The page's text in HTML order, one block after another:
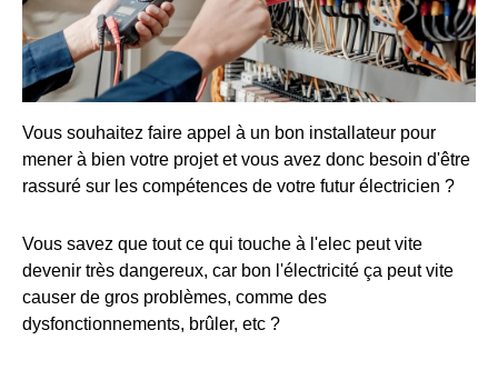
Vous souhaitez faire appel à un bon installateur pour
mener à bien votre projet et vous avez donc besoin d'être
rassuré sur les compétences de votre futur électricien ?
Vous savez que tout ce qui touche à l'elec peut vite
devenir très dangereux, car bon l'électricité ça peut vite
causer de gros problèmes, comme des
dysfonctionnements, brûler, etc ?